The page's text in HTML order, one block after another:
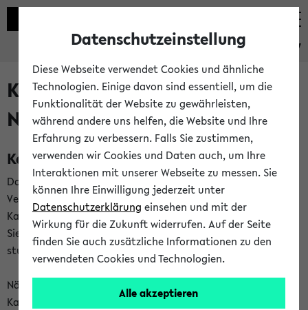
eKVV
Kalenderintegration und
Newsfeeds
Kalenderintegration
Das eKVV bietet Ihnen die Möglichkeit,
Veranstaltungstermine in eine Vielzahl von
Kalenderanwendungen einzubinden. Auf diese Weise können
Sie einen gemeinsamen Überblick über Ihre privaten und
studienbezogenen Termine erhalten.
Näheres zu Vorteilen und Funktionsweise der
Kalenderintegration können Sie auf unserer
Datenschutzeinstellung
Diese Webseite verwendet Cookies und ähnliche
Technologien. Einige davon sind essentiell, um die
Funktionalität der Website zu gewährleisten,
während andere uns helfen, die Website und Ihre
Erfahrung zu verbessern. Falls Sie zustimmen,
verwenden wir Cookies und Daten auch, um Ihre
Interaktionen mit unserer Webseite zu messen. Sie
können Ihre Einwilligung jederzeit unter
Datenschutzerklärung einsehen und mit der
Wirkung für die Zukunft widerrufen. Auf der Seite
finden Sie auch zusätzliche Informationen zu den
verwendeten Cookies und Technologien.
Alle akzeptieren